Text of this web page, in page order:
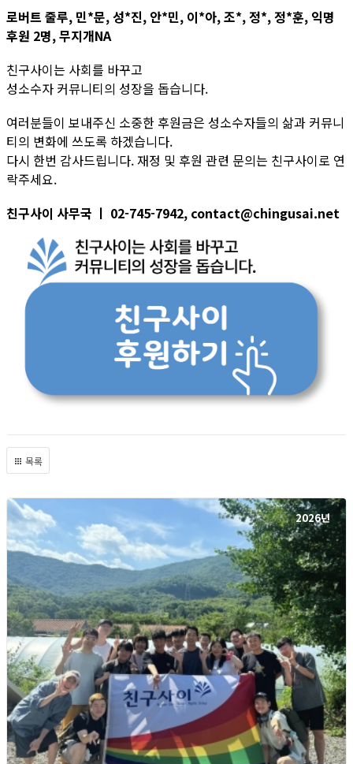
로버트 줄루, 민*문, 성*진, 안*민, 이*아, 조*, 정*, 정*훈, 익명
후원 2명, 무지개NA
친구사이는 사회를 바꾸고
성소수자 커뮤니티의 성장을 돕습니다.
여러분들이 보내주신 소중한 후원금은 성소수자들의 삶과 커뮤니
티의 변화에 쓰도록 하겠습니다.
다시 한번 감사드립니다. 재정 및 후원 관련 문의는 친구사이로 연
락주세요.
친구사이 사무국 ㅣ 02-745-7942, contact@chingusai.net
목록
2026년